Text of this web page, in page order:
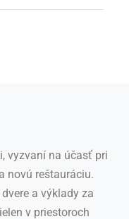
vyzvaní na účasť pri
novú reštauráciu.
a výklady za
v priestoroch